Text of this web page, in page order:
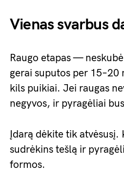
Vienas svarbus
Raugo etapas —
gerai suputos per
kils puikiai. Jei raugas
negyvos, ir pyragėliai
Įdarą dėkite tik
sudrėkins tešlą ir
formos.